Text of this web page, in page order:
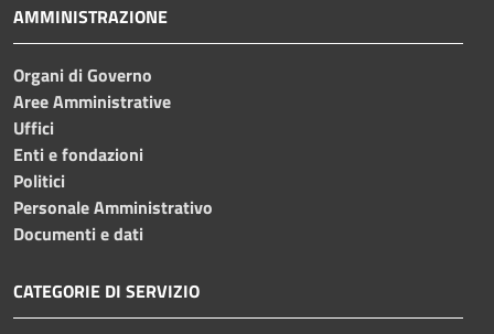
AMMINISTRAZIONE
Organi di Governo
Aree Amministrative
Uffici
Enti e fondazioni
Politici
Personale Amministrativo
Documenti e dati
CATEGORIE DI SERVIZIO